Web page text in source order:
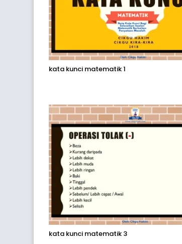
kata kunci matematik 1
kata kunci matematik 3